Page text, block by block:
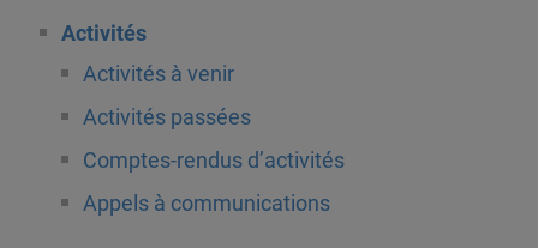
Activités
Activités à venir
Activités passées
Comptes-rendus d’activités
Appels à communications